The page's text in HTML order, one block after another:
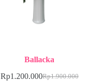
Ballacka
Rp1.900.000
Rp1.200.000